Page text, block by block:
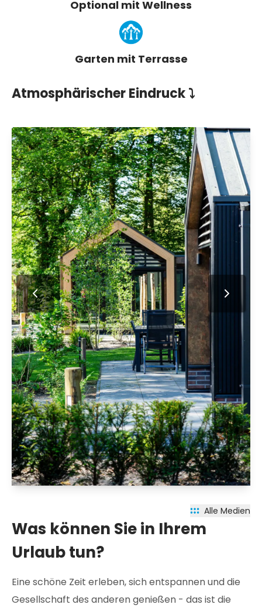
Optional mit Wellness
Garten mit Terrasse
Atmosphärischer Eindruck ⤵
Alle Medien
Was können Sie in Ihrem
Urlaub tun?
Eine schöne Zeit erleben, sich entspannen und die
Gesellschaft des anderen genießen - das ist die